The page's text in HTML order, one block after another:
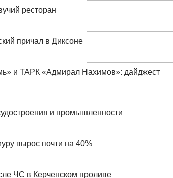
ресторан
причал в Диксоне
и ТАРК «Адмирал Нахимов»: дайджест
и промышленности
вырос почти на 40%
ЧС в Керченском проливе